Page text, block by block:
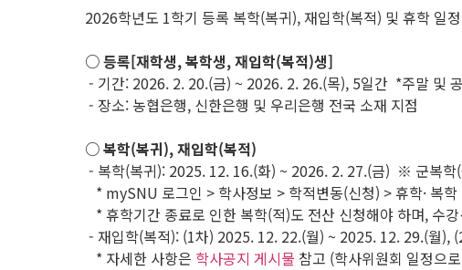
2026학년도 1학기 등록 복학(복귀), 재입학(복적) 및 휴학 일
○ 등록[재학생, 복학생, 재입학(복적)생]
- 기간: 2026. 2. 20.(금) ~ 2026. 2. 26.(목), 5일간 *주말 및
- 장소: 농협은행, 신한은행 및 우리은행 전국 소재 지점
○ 복학(복귀), 재입학(복적)
- 복학(복귀): 2025. 12. 16.(화) ~ 2026. 2. 27.(금) ※ 군복학
* mySNU 로그인 > 학사정보 > 학적변동(신청) > 휴학· 복학
* 휴학기간 종료로 인한 복학(적)도 전산 신청해야 하며, 수
- 재입학(복적): (1차) 2025. 12. 22.(월) ~ 2025. 12. 29.(월),
* 자세한 사항은 학사공지 게시물 참고 (학사위원회 일정으